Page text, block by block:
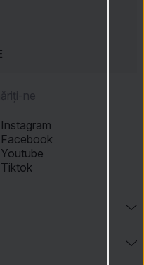
ne
Instagram
Facebook
Youtube
Tiktok